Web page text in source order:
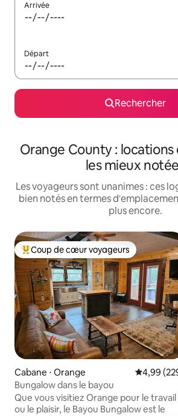
Arrivée
Départ
Rechercher
Orange County : locations
les mieux
Les voyageurs sont unanimes : ces
bien notés en termes
plus encore.
Coups de cœur voyageurs les plus
Coup de cœur voyageurs
Cabane ⋅ Orange
4,99
Bungalow dans le bayou
Que vous visitiez Orange pour le travail
ou le plaisir, le Bayou Bungalow est le